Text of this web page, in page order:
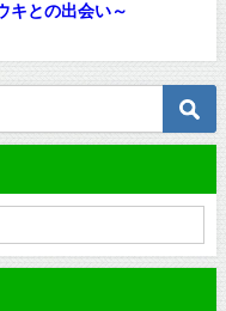
キとの出会い～